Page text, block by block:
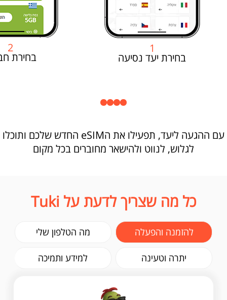
1
בחירת יעד נסיעה
2
בחירת
עם ההגעה ליעד, תפעילו את הeSIM החדש שלכם ותוכלו
לגלוש, לנווט ולהישאר מחוברים בכל מקום
כל מה שצריך לדעת על Tuki
להזמנה והפעלה מה הטלפון שלי
יתרה וטעינה למידע ותמיכה